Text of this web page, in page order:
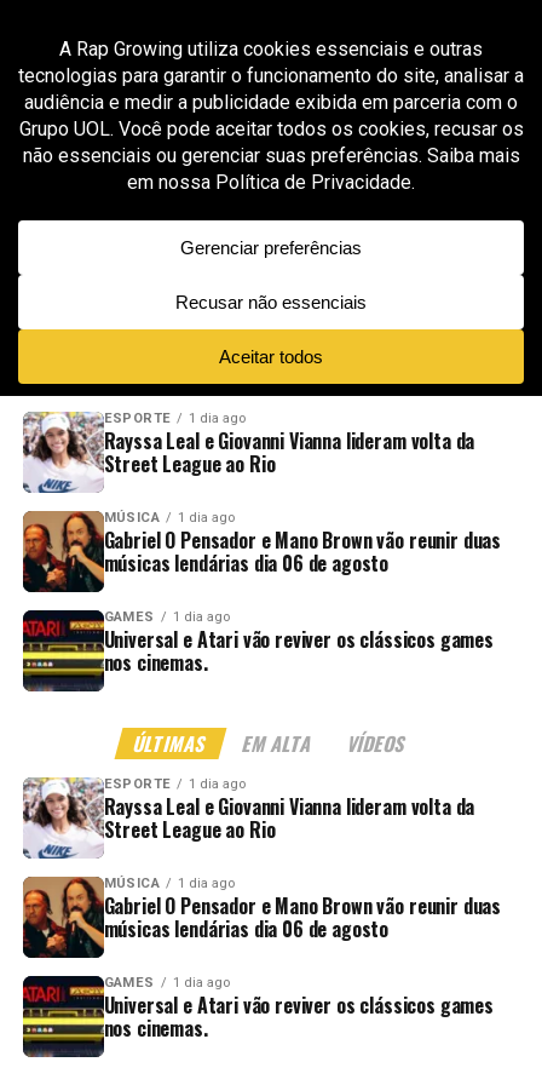
All posts tagged "esportes de ação"
ESPORTE 1 mês ago
XC São Paulo estreia na MoonPay X Games
League em Sacramento sob liderança de Bob
Burnquist
NOVIDADES EM ALTA VÍDEOS
ESPORTE 1 dia ago
Rayssa Leal e Giovanni Vianna lideram volta da
Street League ao Rio
MÚSICA 1 dia ago
Gabriel O Pensador e Mano Brown vão reunir duas
músicas lendárias dia 06 de agosto
GAMES 1 dia ago
Universal e Atari vão reviver os clássicos games
nos cinemas.
ÚLTIMAS EM ALTA VÍDEOS
ESPORTE 1 dia ago
Rayssa Leal e Giovanni Vianna lideram volta da
Street League ao Rio
MÚSICA 1 dia ago
Gabriel O Pensador e Mano Brown vão reunir duas
músicas lendárias dia 06 de agosto
GAMES 1 dia ago
Universal e Atari vão reviver os clássicos games
nos cinemas.